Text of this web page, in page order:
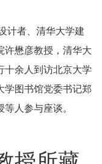
计者、清华大学建
许懋彦教授，清华大
十余人到访北京大学
学图书馆党委书记郑
人参与座谈。